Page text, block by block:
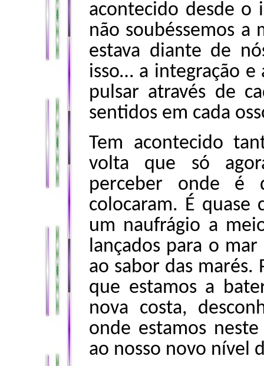
acontecido desde o
não soubéssemos a
estava diante de
isso… a integração
pulsar através de
sentidos em cada
Tem acontecido
volta que só
perceber onde é
colocaram. É quase
um naufrágio a
lançados para o
ao sabor das marés.
que estamos a
nova costa,
onde estamos
ao nosso novo nível